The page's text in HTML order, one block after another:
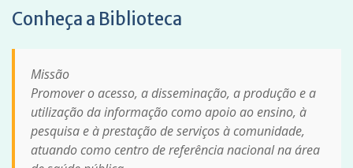
Conheça a Biblioteca
Missão
Promover o acesso, a disseminação, a produção e a
utilização da informação como apoio ao ensino, à
pesquisa e à prestação de serviços à comunidade,
atuando como centro de referência nacional na área